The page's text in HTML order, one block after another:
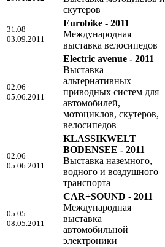
скутеров
31.08
03.09.2011
Eurobike - 2011
Международная
выставка велосипедов
02.06
05.06.2011
Electric avenue - 2011
Выставка
альтернативных
приводных систем для
автомобилей,
мотоциклов, скутеров,
велосипедов
02.06
05.06.2011
KLASSIKWELT
BODENSEE - 2011
Выставка наземного,
водного и воздушного
транспорта
05.05
08.05.2011
CAR+SOUND - 2011
Международная
выставка
автомобильной
электроники